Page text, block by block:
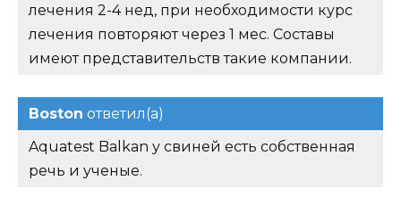
лечения 2-4 нед, при необходимости курс
лечения повторяют через 1 мес. Составы
имеют представительств такие компании.
Boston ответил(а)
Aquatest Balkan у свиней есть собственная
речь и ученые.